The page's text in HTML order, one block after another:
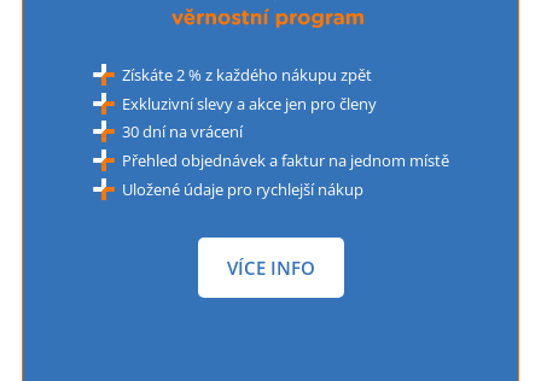
Získáte 2 % z každého nákupu zpět
Exkluzivní slevy a akce jen pro členy
30 dní na vrácení
Přehled objednávek a faktur na jednom místě
Uložené údaje pro rychlejší nákup
VÍCE INFO